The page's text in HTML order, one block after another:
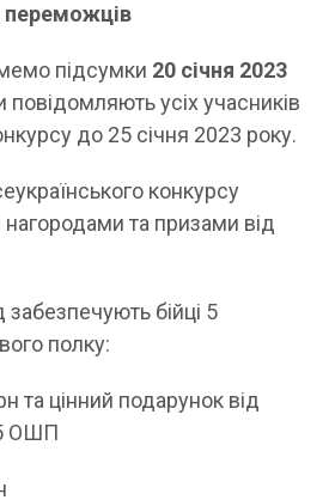
підсумки 20 січня 2023
повідомляють усіх учасників
до 25 січня 2023 року.
конкурсу
нагородами та призами від
бійці 5
полку:
та цінний подарунок від
ОШП